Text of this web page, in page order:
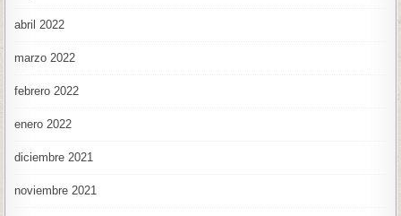
abril 2022
marzo 2022
febrero 2022
enero 2022
diciembre 2021
noviembre 2021